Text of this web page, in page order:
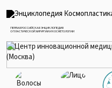
ПЕРВАЯ РОССИЙСКАЯ ЭНЦИКЛОПЕДИЯ
О ПЛАСТИЧЕСКОЙ ХИРУРГИИ И КОСМЕТОЛОГИИ